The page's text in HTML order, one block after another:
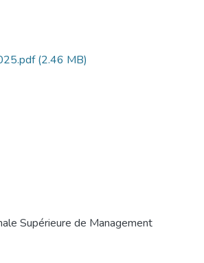
(2.46 MB)
Supérieure de Management